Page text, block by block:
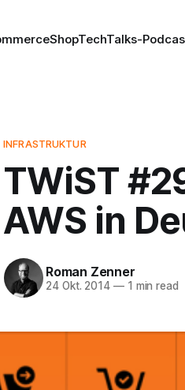
ShopTechTalks-
INFRASTRUKTUR
TWiST
AWS in
Roman Zenner
24 Okt. 2014 —1 min read